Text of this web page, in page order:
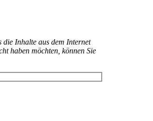
die Inhalte aus dem Internet
haben möchten, können Sie